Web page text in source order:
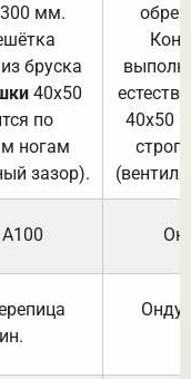
мм.
бруска
40х50
по
ногам
зазор).
40х50